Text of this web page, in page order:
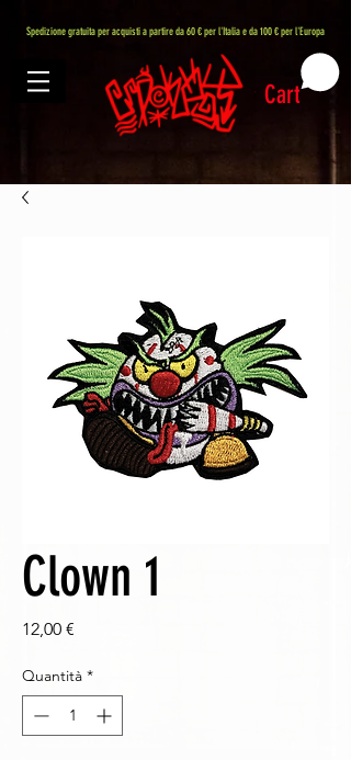
Spedizione gratuita per acquisti a partire da 60 € per l'Italia e da 100 € per l'Europa
Cart
Clown 1
12,00 €
Quantità *